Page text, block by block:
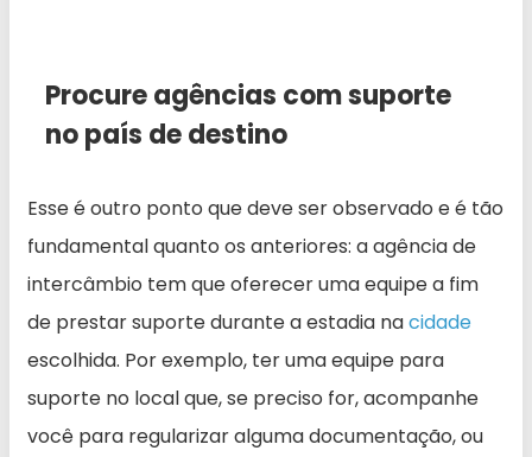
Procure agências com suporte
no país de destino
Esse é outro ponto que deve ser observado e é tão
fundamental quanto os anteriores: a agência de
intercâmbio tem que oferecer uma equipe a fim
de prestar suporte durante a estadia nacidade
escolhida. Por exemplo, ter uma equipe para
suporte no local que, se preciso for, acompanhe
você para regularizar alguma documentação, ou